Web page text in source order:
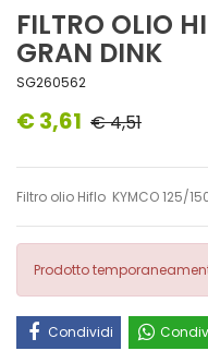
FILTRO OLIO
GRAN DINK
SG260562
€ 3,61 € 4,51
Filtro olio Hiflo KYMCO 125/
Prodotto
Condividi